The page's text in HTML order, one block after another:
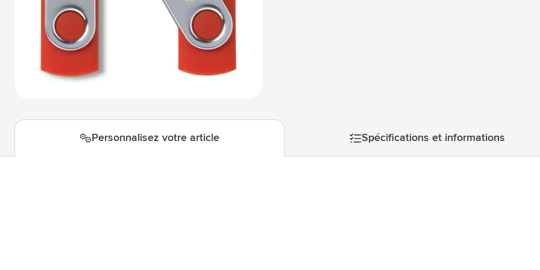
Afficher le sous-menu pour la catégorie Technologie & gadgets
Afficher le sous-menu pour la catégorie Giveaways
Afficher le sous-menu pour la catégorie Écriture
Outils & Déplacements
Afficher le sous-menu pour la catégorie Outils & Déplacements
Personnalisez votre article Spécifications et informations